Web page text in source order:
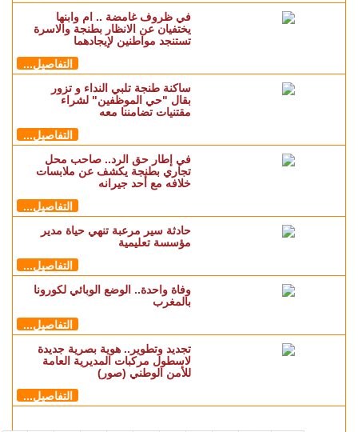
في ظروف غامضة .. ام وابنها
يختفيان عن الانظار بطنجة والاسرة
تستنجد مواطنين لإيجادهما
التفاصيل...
ساكنة طنجة تلبي النداء و تزور
بقال "حي الموظفين" لشراء
مقتنيات تضامننا معه
التفاصيل...
في إطار حق الرد.. صاحب محل
تجاري بطنجة يكشف عن ملابسات
خلافه مع أحد جيرانه
التفاصيل...
حادثة سير مرعبة تنهي حياة مدير
مؤسسة تعليمية
التفاصيل...
وفاة واحدة.. الوضع الوبائي لكورونا
بالمغرب
التفاصيل...
تجديد وتطوير.. هوية بصرية جديدة
لاسطول مركبات المديرية العامة
للأمن الوطني (صور)
التفاصيل...